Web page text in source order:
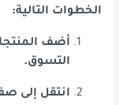
الخطوات التالية:
أضف
التسوق.
انتقل إلى